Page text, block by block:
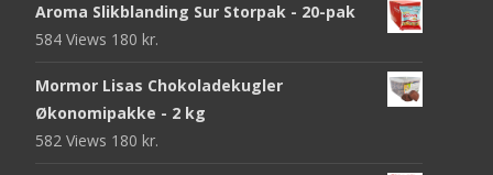
Aroma Slikblanding Sur Storpak - 20-pak
584 Views 180 kr.
Mormor Lisas Chokoladekugler
Økonomipakke - 2 kg
582 Views 180 kr.